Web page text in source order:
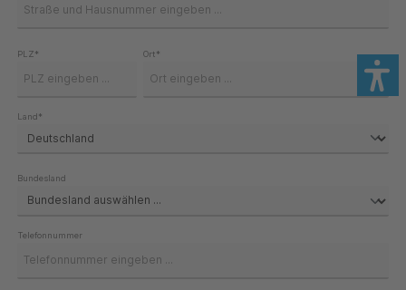
PLZ* Ort*
Land*
Bundesland
Telefonnummer